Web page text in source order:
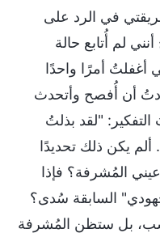
في الرد على
لم أُتابع حالة
أغفلتُ أمرًا واحدًا
أن أُفصح وأتحدث
"لقد بذلتُ
يكن ذلك تحديدًا
المُشرفة؟ فإذا
السابقة سُدى؟
بل ستظن المُشرفة